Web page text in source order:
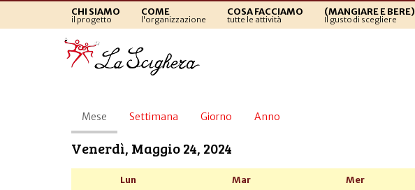
CHI SIAMO
il progetto
COME
l'organizzazione
COSA FACCIAMO
tutte le attività
(MANGIARE E BERE)
Il gusto di scegliere
Schede
primarie
Mese (scheda
attiva)
Settimana Giorno Anno
Venerdì, Maggio 24, 2024
Lun Mar Mer